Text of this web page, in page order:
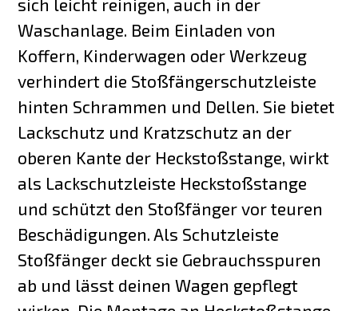
sich leicht reinigen, auch in der
Waschanlage. Beim Einladen von
Koffern, Kinderwagen oder Werkzeug
verhindert die Stoßfängerschutzleiste
hinten Schrammen und Dellen. Sie bietet
Lackschutz und Kratzschutz an der
oberen Kante der Heckstoßstange, wirkt
als Lackschutzleiste Heckstoßstange
und schützt den Stoßfänger vor teuren
Beschädigungen. Als Schutzleiste
Stoßfänger deckt sie Gebrauchsspuren
ab und lässt deinen Wagen gepflegt